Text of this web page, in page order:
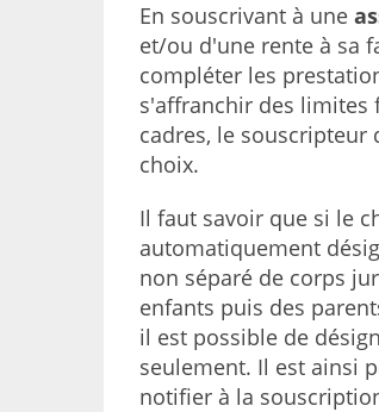
En souscrivant à une
et/ou d'une rente à sa
compléter les
s'affranchir des limites
cadres, le souscripteur
choix.
Il faut savoir que si le
automatiquement
non séparé de corps
enfants puis des
il est possible de
seulement. Il est ainsi
notifier à la